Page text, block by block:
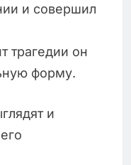
и совершил
трагедии он
форму.
и